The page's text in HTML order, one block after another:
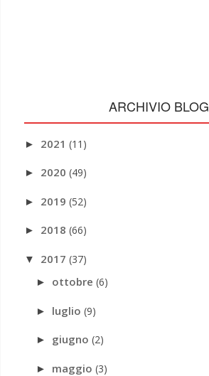
ARCHIVIO BLOG
► 2021 (11)
► 2020 (49)
► 2019 (52)
► 2018 (66)
▼ 2017 (37)
► ottobre(6)
► luglio(9)
► giugno(2)
► maggio(3)